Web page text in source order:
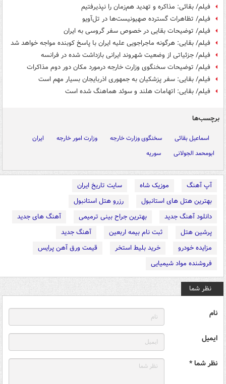
فیلم/ بقائی: مذاکره و تهدید هم‌زمان را نپذیرفتیم
فیلم/ تظاهرات گسترده صهیونیست‌ها در تل‌آویو
فیلم/ توضیحات بقایی در خصوص سفر گروسی به ایران
فیلم/ بقایی: هرگونه ماجراجویی علیه ایران با پاسخ کوبنده مواجه خواهد شد
فیلم/ جزئیاتی از وضعیت شهروند ایرانی بازداشت شده در فرانسه
فیلم/ توضیحات سخنگوی وزارت خارجه درمورد مکان دور دوم مذاکرات
فیلم/ بقایی: سفر پزشکیان به جمهوری اذربایجان بسیار مهم است
فیلم/ بقایی: اتهامات هلند و سوئد هماهنگ شده است
برچسب‌ها
اسماعیل بقائی سخنگوی وزارت خارجه وزارت امور خارجه
ایران
ابومحمد الجولانی
سوریه
آپ آهنگ موزیک شاه
سایت تاریخ ایران
بهترین هتل های استانبول
رزرو هتل استانبول
دانلود آهنگ جدید
بهترین جراح بینی ترمیمی
آهنگ های جدید
پرشین هتل
ثبت نام بیمه اربعین
آهنگ جدید
مزایده خودرو
خرید بلیط استخر
قیمت ورق آهن پرایس
فروشنده مواد شیمیایی
نظر شما
نام
ایمیل
نظر شما *